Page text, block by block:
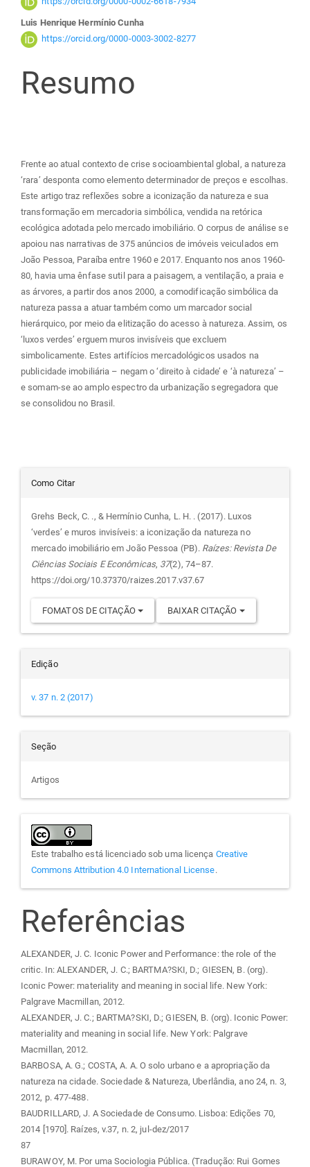
do
artigo
principal
Luis Henrique Hermínio Cunha
https://orcid.org/0000-0003-3002-8277
Resumo
Frente ao atual contexto de crise socioambiental global, a natureza
‘rara’ desponta como elemento determinador de preços e escolhas.
Este artigo traz reflexões sobre a iconização da natureza e sua
transformação em mercadoria simbólica, vendida na retórica
ecológica adotada pelo mercado imobiliário. O corpus de análise se
apoiou nas narrativas de 375 anúncios de imóveis veiculados em
João Pessoa, Paraíba entre 1960 e 2017. Enquanto nos anos 1960-
80, havia uma ênfase sutil para a paisagem, a ventilação, a praia e
as árvores, a partir dos anos 2000, a comodificação simbólica da
natureza passa a atuar também como um marcador social
hierárquico, por meio da elitização do acesso à natureza. Assim, os
‘luxos verdes’ erguem muros invisíveis que excluem
simbolicamente. Estes artifícios mercadológicos usados na
publicidade imobiliária – negam o ‘direito à cidade’ e ‘à natureza’ –
e somam-se ao amplo espectro da urbanização segregadora que
se consolidou no Brasil.
Detalhes
do
artigo
Como Citar
Grehs Beck, C. ., & Hermínio Cunha, L. H. . (2017). Luxos
‘verdes’ e muros invisíveis: a iconização da natureza no
mercado imobiliário em João Pessoa (PB). Raízes: Revista De
Ciências Sociais E Econômicas, 37(2), 74–87.
https://doi.org/10.37370/raizes.2017.v37.67
FOMATOS DE CITAÇÃO BAIXAR CITAÇÃO
Edição
v. 37 n. 2 (2017)
Seção
Artigos
Este trabalho está licenciado sob uma licença Creative
Commons Attribution 4.0 International License.
Referências
ALEXANDER, J. C. Iconic Power and Performance: the role of the
critic. In: ALEXANDER, J. C.; BARTMA?SKI, D.; GIESEN, B. (org).
Iconic Power: materiality and meaning in social life. New York:
Palgrave Macmillan, 2012.
ALEXANDER, J. C.; BARTMA?SKI, D.; GIESEN, B. (org). Iconic Power:
materiality and meaning in social life. New York: Palgrave
Macmillan, 2012.
BARBOSA, A. G.; COSTA, A. A. O solo urbano e a apropriação da
natureza na cidade. Sociedade & Natureza, Uberlândia, ano 24, n. 3,
2012, p. 477-488.
BAUDRILLARD, J. A Sociedade de Consumo. Lisboa: Edições 70,
2014 [1970]. Raízes, v.37, n. 2, jul-dez/2017
87
BURAWOY, M. Por uma Sociologia Pública. (Tradução: Rui Gomes